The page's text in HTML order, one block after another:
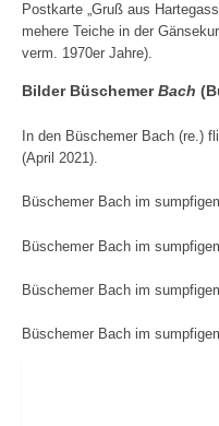
Postkarte „Gruß aus
mehere Teiche in der
verm. 1970er Jahre).
Bilder BüschemerBach
In den Büschemer Bach (re.)
(April 2021).
Büschemer Bach im
Büschemer Bach im
Büschemer Bach im
Büschemer Bach im